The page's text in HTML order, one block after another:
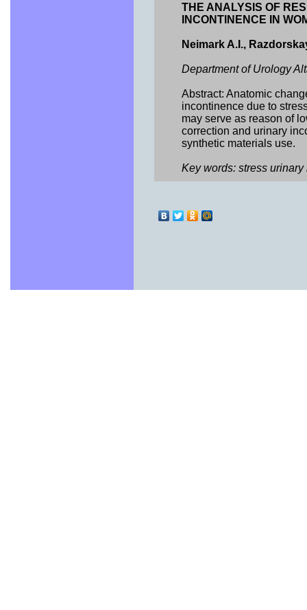
THE ANALYSIS OF
INCONTINENCE IN
Neimark A.I.,
Department of Urology
Abstract: Anatomic
incontinence due to
may serve as reason of
correction and urinary
synthetic materials use.
Key words: stress